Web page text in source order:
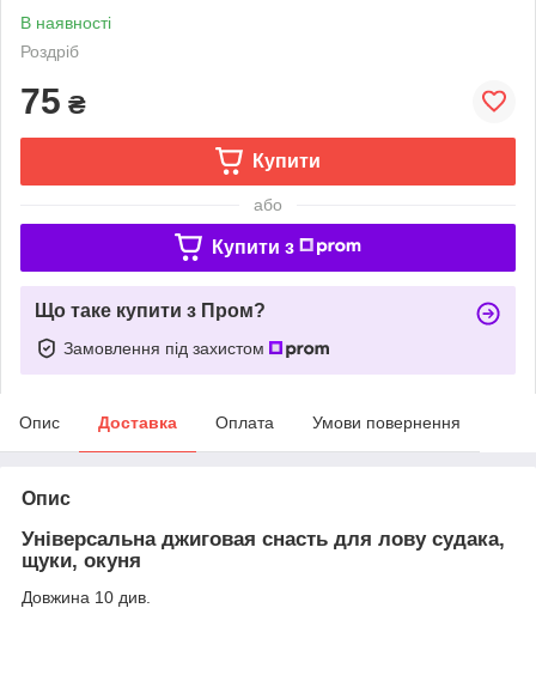
В наявності
Роздріб
75 ₴
Купити
або
Купити з
Що таке купити з Пром?
Замовлення під захистом
Опис Доставка Оплата Умови повернення
Опис
Універсальна джиговая снасть для лову судака,
щуки, окуня
Довжина 10 див.